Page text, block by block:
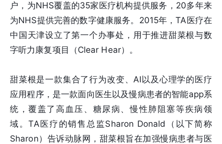
户，为NHS覆盖的35家医疗机构提供服务，20多年来
为NHS提供完善的数字健康服务。2015年，TA医疗在
中国天津设立了第一个办事处，用于推进甜菜根与数
字听力康复项目（Clear Hear）。
甜菜根是一款集合了行为改变、AI以及心理学的医疗
应用程序，是一款面向医生以及慢病患者的智能app系
统，覆盖了高血压、糖尿病、慢性肺阻塞等疾病领
域。TA医疗的销售总监Sharon Donald（以下简称
Sharon）告诉动脉网，甜菜根旨在加强慢病患者与医